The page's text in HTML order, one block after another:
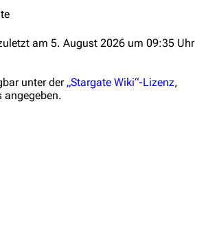
Änderungen
am 5. August 2026 um 09:35 Uhr
unter der „Stargate Wiki“-Lizenz,
angegeben.